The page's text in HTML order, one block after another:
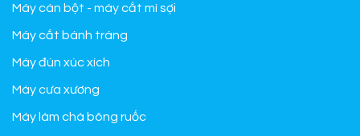
Máy cán bột - máy cắt mì sợi
Máy cắt bánh tráng
Máy đùn xúc xích
Máy cưa xương
Máy làm chà bông ruốc